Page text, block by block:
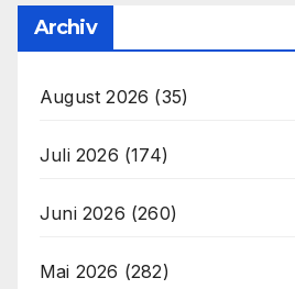
Archiv
August 2026 (35)
Juli 2026 (174)
Juni 2026 (260)
Mai 2026 (282)